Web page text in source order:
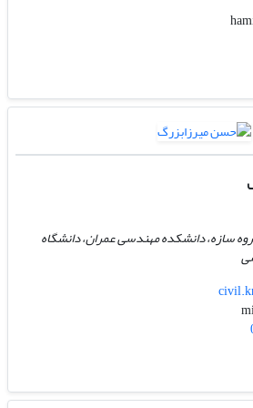
سازه، دانشکده مهندسی عمران، دانشگاه